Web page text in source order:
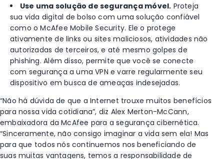
Use uma solução de segurança móvel. Proteja
sua vida digital de bolso com uma solução confiável
como o McAfee Mobile Security. Ele o protege
ativamente de links ou sites maliciosos, atividades não
autorizadas de terceiros, e até mesmo golpes de
phishing. Além disso, permite que você se conecte
com segurança a uma VPN e varre regularmente seu
dispositivo em busca de ameaças indesejadas.
“Não há dúvida de que a Internet trouxe muitos benefícios
para nossa vida cotidiana”, diz Alex Merton-McCann,
embaixadora da McAfee para a segurança cibernética.
“Sinceramente, não consigo imaginar a vida sem ela! Mas
para que todos nós continuemos nos beneficiando de
suas muitas vantagens, temos a responsabilidade de